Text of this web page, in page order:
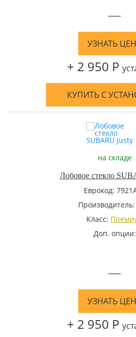
—
УЗНАТЬ
+ 2 950 Р
КУПИТЬ С
на складе
Лобовое стекло
Еврокод:
Производитель:
Класс:
Доп. опции:
—
УЗНАТЬ
+ 2 950 Р